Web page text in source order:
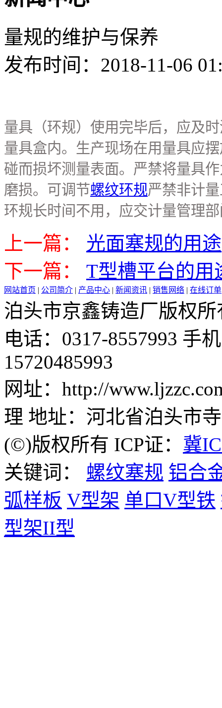
量规的维护与保养
发布时间：2018-11-06
量具（环规）使用完毕后，应及
量具盒内。生产现场在用量具应
碰而损坏测量表面。严禁将量具
磨损。可调节螺纹环规严禁非计
环规长时间不用，应交计量管理
上一篇：
光面塞规的用途
下一篇：
T型槽平台的用
网站首页 | 公司简介 | 产品中心 | 新闻资讯 | 销售网络 | 在线订单
泊头市京鑫铸造厂版权所
电话：0317-8557993 手
15720485993
网址：http://
理 地址：河北省泊头市
(©)版权所有 ICP证： 冀
关键词： 螺纹塞规 铝合
弧样板 V型架 单口V型铁
型架II型